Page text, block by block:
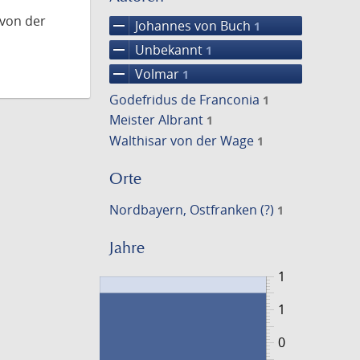
remove Johannes von Buch 1
remove Unbekannt 1
remove Volmar 1
Godefridus de Franconia 1
Meister Albrant 1
Walthisar von der Wage 1
Orte
Nordbayern, Ostfranken (?) 1
Jahre
1
0
1
der